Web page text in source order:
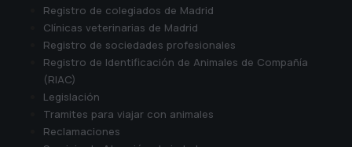
Registro de colegiados de Madrid
Clínicas veterinarias de Madrid
Registro de sociedades profesionales
Registro de Identificación de Animales de Compañía
(RIAC)
Legislación
Tramites para viajar con animales
Reclamaciones